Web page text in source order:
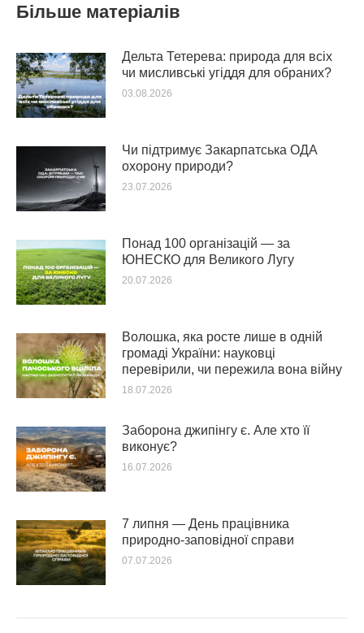
Більше матеріалів
Дельта Тетерева: природа для всіх
чи мисливські угіддя для обраних?
03.08.2026
Чи підтримує Закарпатська ОДА
охорону природи?
23.07.2026
Понад 100 організацій — за
ЮНЕСКО для Великого Лугу
20.07.2026
Волошка, яка росте лише в одній
громаді України: науковці
перевірили, чи пережила вона війну
18.07.2026
Заборона джипінгу є. Але хто її
виконує?
16.07.2026
7 липня — День працівника
природно-заповідної справи
07.07.2026